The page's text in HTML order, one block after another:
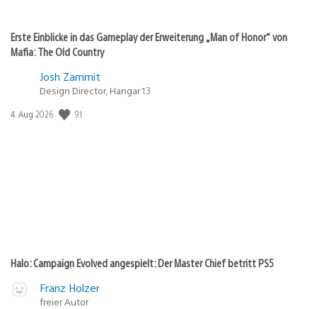
Erste Einblicke in das Gameplay der Erweiterung „Man of Honor“ von
Mafia: The Old Country
Josh Zammit
Design Director, Hangar 13
Veröffentlichungsdatum:
4. Aug 2026 91
Halo: Campaign Evolved angespielt: Der Master Chief betritt PS5
Franz Holzer
freier Autor